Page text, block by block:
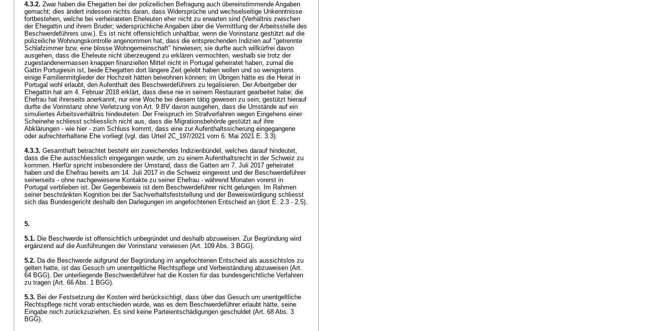
4.3.2. Zwar haben die Ehegatten bei der polizeilichen Befragung auch übereinstimmende Angaben
gemacht; dies ändert indessen nichts daran, dass Widersprüche und wechselseitige Unkenntnisse
fortbestehen, welche bei verheirateten Eheleuten eher nicht zu erwarten sind (Verhältnis zwischen
der Ehegattin und ihrem Bruder; widersprüchliche Angaben über die Vermittlung der Arbeitsstelle des
Beschwerdeführers usw.). Es ist nicht offensichtlich unhaltbar, wenn die Vorinstanz gestützt auf die
polizeiliche Wohnungskontrolle angenommen hat, dass die entsprechenden Indizien auf "getrennte
Schlafzimmer bzw. eine blosse Wohngemeinschaft" hinwiesen; sie durfte auch willkürfrei davon
ausgehen, dass die Eheleute nicht überzeugend zu erklären vermochten, weshalb sie trotz der
zugestandenermassen knappen finanziellen Mittel nicht in Portugal geheiratet haben, zumal die
Gattin Portugiesin ist, beide Ehegatten dort längere Zeit gelebt haben wollen und so wenigstens
einige Familienmitglieder der Hochzeit hätten beiwohnen können; im Übrigen hätte es die Heirat in
Portugal wohl erlaubt, den Aufenthalt des Beschwerdeführers zu legalisieren. Der Arbeitgeber der
Ehegattin hat am 4. Februar 2018 erklärt, dass diese nie in seinem Restaurant gearbeitet habe; die
Ehefrau hat ihrerseits anerkannt, nur eine Woche bei diesem tätig gewesen zu sein; gestützt hierauf
durfte die Vorinstanz ohne Verletzung von Art. 9 BV davon ausgehen, dass die Umstände auf ein
simuliertes Arbeitsverhältnis hindeuteten. Der Freispruch im Strafverfahren wegen Eingehens einer
Scheinehe schliesst schliesslich nicht aus, dass die Migrationsbehörde gestützt auf ihre
Abklärungen - wie hier - zum Schluss kommt, dass eine zur Aufenthaltssicherung eingegangene
oder aufrechterhaltene Ehe vorliegt (vgl. das Urteil 2C_197/2021 vom 6. Mai 2021 E. 3.3).
4.3.3. Gesamthaft betrachtet besteht ein zureichendes Indizienbündel, welches darauf hindeutet,
dass die Ehe ausschliesslich eingegangen wurde, um zu einem Aufenthaltsrecht in der Schweiz zu
kommen. Hierfür spricht insbesondere der Umstand, dass die Gatten am 7. Juli 2017 geheiratet
haben und die Ehefrau bereits am 14. Juli 2017 in die Schweiz eingereist und der Beschwerdeführer
seinerseits - ohne nachgewiesene Kontakte zu seiner Ehefrau - während Monaten vorerst in
Portugal verblieben ist. Der Gegenbeweis ist dem Beschwerdeführer nicht gelungen. Im Rahmen
seiner beschränkten Kognition bei der Sachverhaltsfeststellung und der Beweiswürdigung schliesst
sich das Bundesgericht deshalb den Darlegungen im angefochtenen Entscheid an (dort E. 2.3 - 2.5).
5.
5.1. Die Beschwerde ist offensichtlich unbegründet und deshalb abzuweisen. Zur Begründung wird
ergänzend auf die Ausführungen der Vorinstanz verwiesen (Art. 109 Abs. 3 BGG).
5.2. Da die Beschwerde aufgrund der Begründung im angefochtenen Entscheid als aussichtslos zu
gelten hatte, ist das Gesuch um unentgeltliche Rechtspflege und Verbeiständung abzuweisen (Art.
64 BGG). Der unterliegende Beschwerdeführer hat die Kosten für das bundesgerichtliche Verfahren
zu tragen (Art. 66 Abs. 1 BGG).
5.3. Bei der Festsetzung der Kosten wird berücksichtigt, dass über das Gesuch um unentgeltliche
Rechtspflege nicht vorab entschieden wurde, was es dem Beschwerdeführer erlaubt hätte, seine
Eingabe noch zurückzuziehen. Es sind keine Parteientschädigungen geschuldet (Art. 68 Abs. 3
BGG).